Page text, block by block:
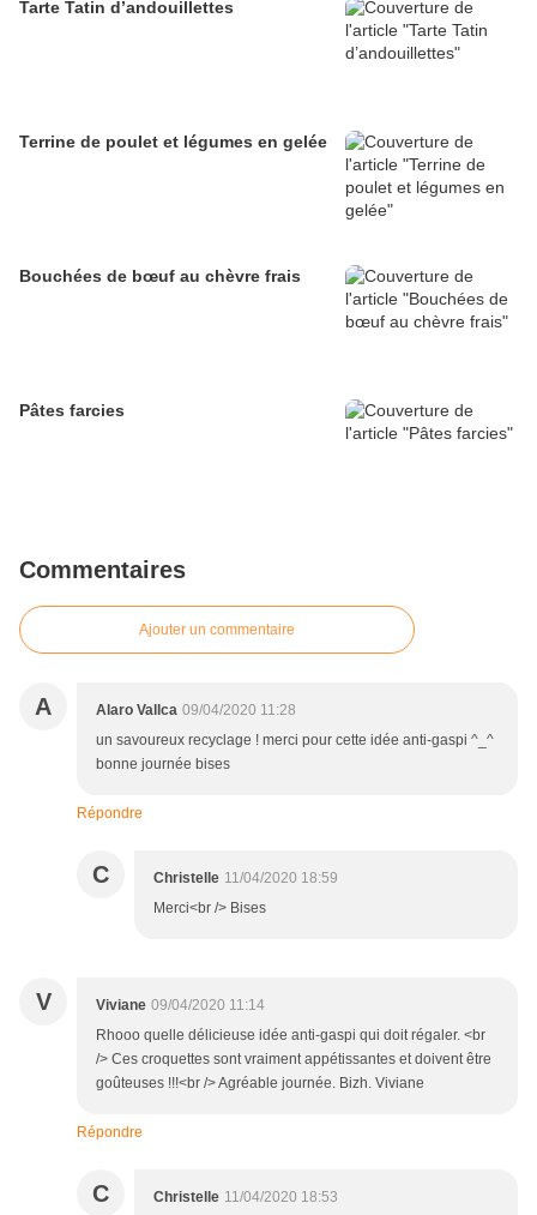
Tarte Tatin d’andouillettes
Terrine de poulet et légumes en gelée
Bouchées de bœuf au chèvre frais
Pâtes farcies
Commentaires
Ajouter un commentaire
A Alaro Vallca 09/04/2020 11:28
un savoureux recyclage ! merci pour cette idée anti-gaspi ^_^
bonne journée bises
Répondre
C Christelle 11/04/2020 18:59
Merci<br /> Bises
V Viviane 09/04/2020 11:14
Rhooo quelle délicieuse idée anti-gaspi qui doit régaler. <br
/> Ces croquettes sont vraiment appétissantes et doivent être
goûteuses !!!<br /> Agréable journée. Bizh. Viviane
Répondre
C Christelle 11/04/2020 18:53